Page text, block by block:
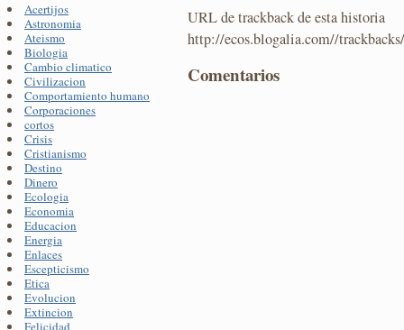
Acertijos
Astronomia
Ateismo
Biologia
Cambio climatico
Civilizacion
Comportamiento humano
Corporaciones
cortos
Crisis
Cristianismo
Destino
Dinero
Ecologia
Economia
Educacion
Energia
Enlaces
Escepticismo
Etica
Evolucion
Extincion
URL de trackback de esta historia
http://ecos.blogalia.com//
Comentarios